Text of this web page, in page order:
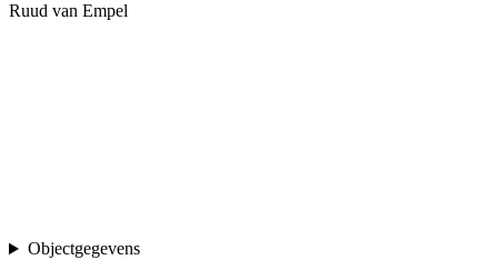
Ruud van Empel
Objectgegevens